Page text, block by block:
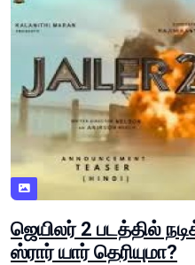
ஜெயிலர் 2 படத்தில்
ஸ்ரார் யார் தெரியுமா?